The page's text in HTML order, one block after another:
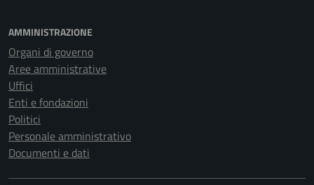
AMMINISTRAZIONE
Organi di governo
Aree amministrative
Uffici
Enti e fondazioni
Politici
Personale amministrativo
Documenti e dati